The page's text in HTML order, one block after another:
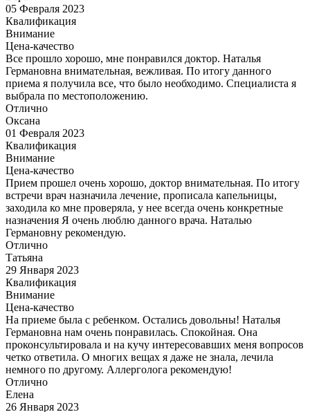
05 Февраля 2023
Квалификация
Внимание
Цена-качество
Все прошло хорошо, мне понравился доктор. Наталья
Германовна внимательная, вежливая. По итогу данного
приема я получила все, что было необходимо. Специалиста я
выбрала по местоположению.
Отлично
Оксана
01 Февраля 2023
Квалификация
Внимание
Цена-качество
Прием прошел очень хорошо, доктор внимательная. По итогу
встречи врач назначила лечение, прописала капельницы,
заходила ко мне проверяла, у нее всегда очень конкретные
назначения Я очень люблю данного врача. Наталью
Германовну рекомендую.
Отлично
Татьяна
29 Января 2023
Квалификация
Внимание
Цена-качество
На приеме была с ребенком. Остались довольны! Наталья
Германовна нам очень понравилась. Спокойная. Она
проконсультировала и на кучу интересовавших меня вопросов
четко ответила. О многих вещах я даже не знала, лечила
немного по другому. Аллерголога рекомендую!
Отлично
Елена
26 Января 2023